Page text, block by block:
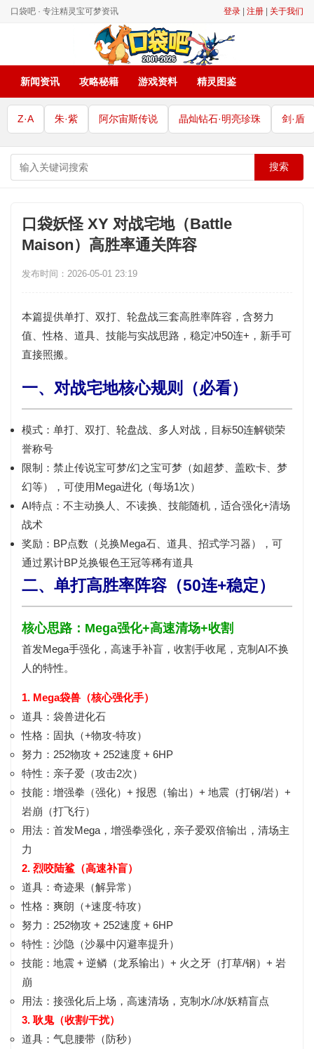
口袋吧 · 专注精灵宝可梦资讯 登录 注册 关于我们
新闻资讯 攻略秘籍 游戏资料 精灵图鉴
Z·A 朱·紫 阿尔宙斯传说 晶灿钻石·明亮珍珠 剑·盾
搜索
口袋妖怪 XY 对战宅地（Battle
Maison）高胜率通关阵容
发布时间：2026-05-01 23:19
本篇提供单打、双打、轮盘战三套高胜率阵容，含努力
值、性格、道具、技能与实战思路，稳定冲50连+ ，新手可
直接照搬。
一、对战宅地核心规则（必看）
模式： 单打、双打、轮盘战、多人对战 ，目标50连解锁荣
誉称号
限制： 禁止传说宝可梦/幻之宝可梦 （如超梦、盖欧卡、梦
幻等），可使用Mega进化 （每场1次）
AI特点： 不主动换人、不读换、技能随机 ，适合强化+清场
战术
奖励： BP点数 （兑换Mega石、道具、招式学习器），可
通过累计BP兑换银色王冠等稀有道具
二、单打高胜率阵容（50连+稳定）
核心思路：Mega强化+高速清场+收割
首发Mega手强化，高速手补盲，收割手收尾，克制AI不换
人的特性。
1. Mega袋兽（核心强化手）
道具： 袋兽进化石
性格： 固执（+物攻-特攻）
努力： 252物攻 + 252速度 + 6HP
特性： 亲子爱 （攻击2次）
技能： 增强拳（强化）+ 报恩（输出）+ 地震（打钢/岩）+
岩崩（打飞行）
用法：首发Mega， 增强拳强化 ，亲子爱双倍输出，清场主
力
2. 烈咬陆鲨（高速补盲）
道具： 奇迹果（解异常）
性格： 爽朗（+速度-特攻）
努力： 252物攻 + 252速度 + 6HP
特性： 沙隐（沙暴中闪避率提升）
技能： 地震 + 逆鳞（龙系输出）+ 火之牙（打草/钢）+ 岩
崩
用法：接强化后上场， 高速清场 ，克制水/冰/妖精盲点
3. 耿鬼（收割/干扰）
道具： 气息腰带（防秒）